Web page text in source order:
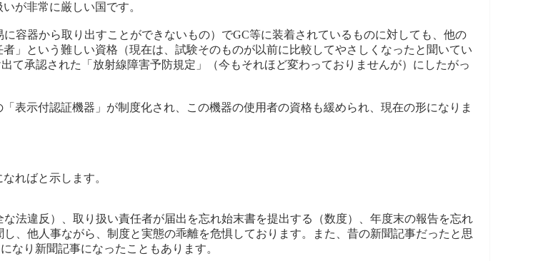
が非常に厳しい国です。
容器から取り出すことができないもの）でGC等に装着されているものに対しても、他の
」という難しい資格（現在は、試験そのものが以前に比較してやさしくなったと聞いてい
て承認された「放射線障害予防規定」（今もそれほど変わっておりませんが）にしたがっ
表示付認証機器」が制度化され、この機器の使用者の資格も緩められ、現在の形になりま
ればと示します。
法違反）、取り扱い責任者が届出を忘れ始末書を提出する（数度）、年度末の報告を忘れ
、他人事ながら、制度と実態の乖離を危惧しております。また、昔の新聞記事だったと思
なり新聞記事になったこともあります。